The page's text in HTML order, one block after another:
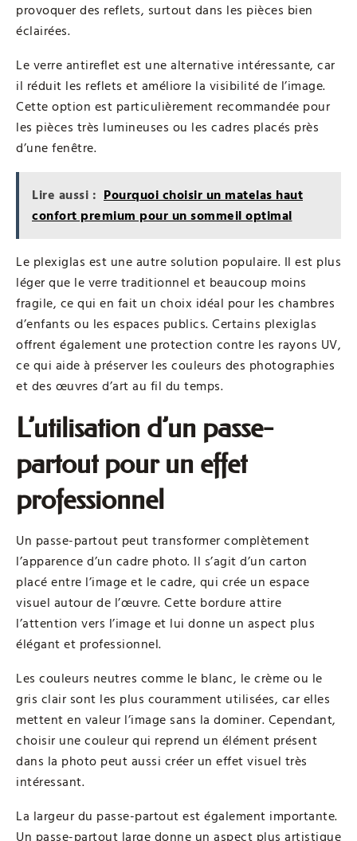
provoquer des reflets, surtout dans les pièces bien
éclairées.
Le verre antireflet est une alternative intéressante, car
il réduit les reflets et améliore la visibilité de l’image.
Cette option est particulièrement recommandée pour
les pièces très lumineuses ou les cadres placés près
d’une fenêtre.
Lire aussi : Pourquoi choisir un matelas haut
confort premium pour un sommeil optimal
Le plexiglas est une autre solution populaire. Il est plus
léger que le verre traditionnel et beaucoup moins
fragile, ce qui en fait un choix idéal pour les chambres
d’enfants ou les espaces publics. Certains plexiglas
offrent également une protection contre les rayons UV,
ce qui aide à préserver les couleurs des photographies
et des œuvres d’art au fil du temps.
L’utilisation d’un passe-
partout pour un effet
professionnel
Un passe-partout peut transformer complètement
l’apparence d’un cadre photo. Il s’agit d’un carton
placé entre l’image et le cadre, qui crée un espace
visuel autour de l’œuvre. Cette bordure attire
l’attention vers l’image et lui donne un aspect plus
élégant et professionnel.
Les couleurs neutres comme le blanc, le crème ou le
gris clair sont les plus couramment utilisées, car elles
mettent en valeur l’image sans la dominer. Cependant,
choisir une couleur qui reprend un élément présent
dans la photo peut aussi créer un effet visuel très
intéressant.
La largeur du passe-partout est également importante.
Un passe-partout large donne un aspect plus artistique